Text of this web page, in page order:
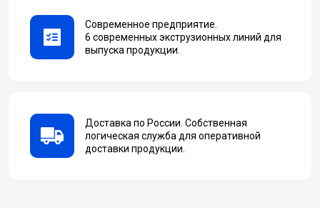
Современное предприятие.
6 современных экструзионных линий для
выпуска продукции.
Доставка по России. Собственная
логическая служба для оперативной
доставки продукции.